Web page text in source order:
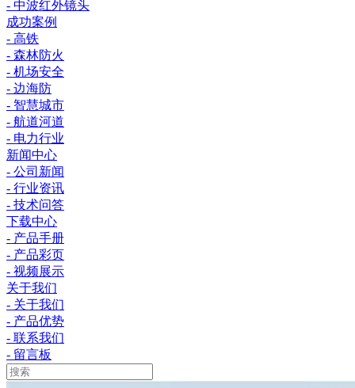
- 中波红外镜头
成功案例
- 高铁
- 森林防火
- 机场安全
- 边海防
- 智慧城市
- 航道河道
- 电力行业
新闻中心
- 公司新闻
- 行业资讯
- 技术问答
下载中心
- 产品手册
- 产品彩页
- 视频展示
关于我们
- 关于我们
- 产品优势
- 联系我们
- 留言板